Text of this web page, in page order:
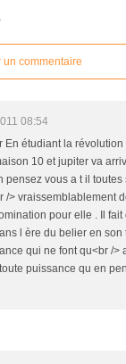
un commentaire
08:54
En étudiant la
10 et jupiter va
pensez vous a t il
/> vraissemblablement
pour elle . Il
l ère du belier en
qui ne font qu<br />
puissance qu en